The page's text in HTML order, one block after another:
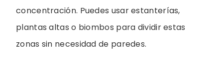
concentración. Puedes usar estanterías,
plantas altas o biombos para dividir estas
zonas sin necesidad de paredes.